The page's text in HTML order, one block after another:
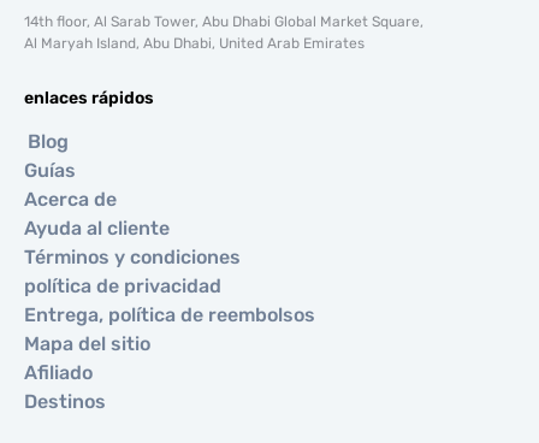
14th floor, Al Sarab Tower, Abu Dhabi Global Market Square,
Al Maryah Island, Abu Dhabi, United Arab Emirates
enlaces rápidos
Blog
Guías
Acerca de
Ayuda al cliente
Términos y condiciones
política de privacidad
Entrega, política de reembolsos
Mapa del sitio
Afiliado
Destinos